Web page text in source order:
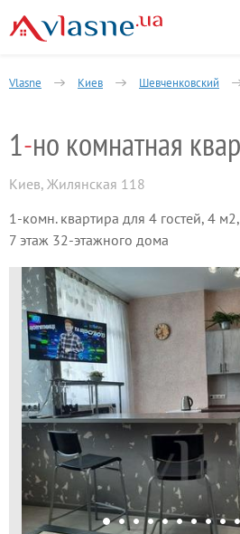
Vlasne Киев Шевченковский
1-
Киев, Жилянская 118
1-комн. квартира для 4 гостей, 4 м2,
7 этаж 32-этажного дома